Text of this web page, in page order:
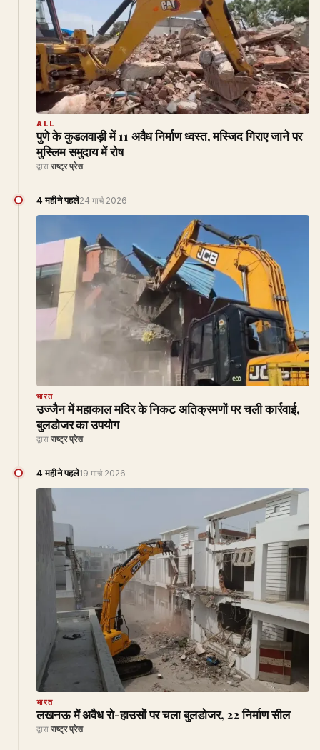
ALL
पुणे के कुडलवाड़ी में 11 अवैध निर्माण ध्वस्त, मस्जिद गिराए जाने पर
मुस्लिम समुदाय में रोष
द्वारा राष्ट्र प्रेस
4 महीने पहले24 मार्च 2026
भारत
उज्जैन में महाकाल मदिर के निकट अतिक्रमणों पर चली कार्रवाई,
बुलडोजर का उपयोग
द्वारा राष्ट्र प्रेस
4 महीने पहले19 मार्च 2026
भारत
लखनऊ में अवैध रो-हाउसों पर चला बुलडोजर, 22 निर्माण सील
द्वारा राष्ट्र प्रेस